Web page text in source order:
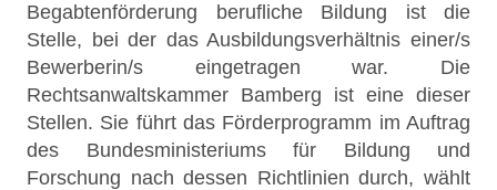
Begabtenförderung berufliche Bildung ist die
Stelle, bei der das Ausbildungsverhältnis einer/s
Bewerberin/s eingetragen war. Die
Rechtsanwaltskammer Bamberg ist eine dieser
Stellen. Sie führt das Förderprogramm im Auftrag
des Bundesministeriums für Bildung und
Forschung nach dessen Richtlinien durch, wählt